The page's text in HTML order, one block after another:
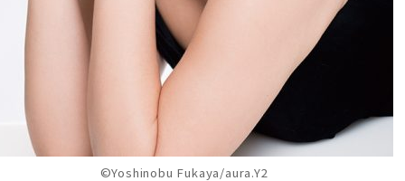
©Yoshinobu Fukaya/aura.Y2